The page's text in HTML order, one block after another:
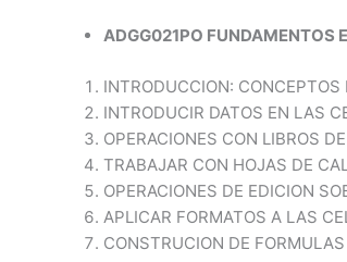
ADGG021PO FUNDAMENTOS
INTRODUCCION: CONCEPTOS
INTRODUCIR DATOS EN LAS
OPERACIONES CON LIBROS
TRABAJAR CON HOJAS DE
OPERACIONES DE EDICION
APLICAR FORMATOS A LAS
CONSTRUCION DE